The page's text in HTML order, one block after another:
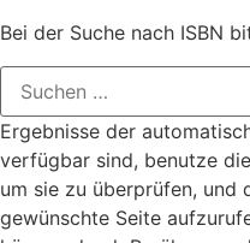
Bei der Suche nach ISBN
Suchen
nach:
Ergebnisse der
verfügbar sind, benutze
um sie zu überprüfen, und
gewünschte Seite